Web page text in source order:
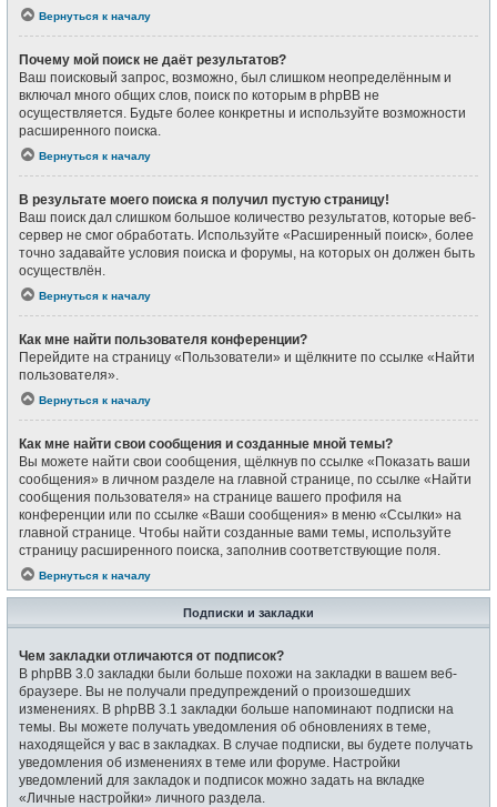
Вернуться к началу
Почему мой поиск не даёт результатов?
Ваш поисковый запрос, возможно, был слишком неопределённым и
включал много общих слов, поиск по которым в phpBB не
осуществляется. Будьте более конкретны и используйте возможности
расширенного поиска.
Вернуться к началу
В результате моего поиска я получил пустую страницу!
Ваш поиск дал слишком большое количество результатов, которые веб-
сервер не смог обработать. Используйте «Расширенный поиск», более
точно задавайте условия поиска и форумы, на которых он должен быть
осуществлён.
Вернуться к началу
Как мне найти пользователя конференции?
Перейдите на страницу «Пользователи» и щёлкните по ссылке «Найти
пользователя».
Вернуться к началу
Как мне найти свои сообщения и созданные мной темы?
Вы можете найти свои сообщения, щёлкнув по ссылке «Показать ваши
сообщения» в личном разделе на главной странице, по ссылке «Найти
сообщения пользователя» на странице вашего профиля на
конференции или по ссылке «Ваши сообщения» в меню «Ссылки» на
главной странице. Чтобы найти созданные вами темы, используйте
страницу расширенного поиска, заполнив соответствующие поля.
Вернуться к началу
Подписки и закладки
Чем закладки отличаются от подписок?
В phpBB 3.0 закладки были больше похожи на закладки в вашем веб-
браузере. Вы не получали предупреждений о произошедших
изменениях. В phpBB 3.1 закладки больше напоминают подписки на
темы. Вы можете получать уведомления об обновлениях в теме,
находящейся у вас в закладках. В случае подписки, вы будете получать
уведомления об изменениях в теме или форуме. Настройки
уведомлений для закладок и подписок можно задать на вкладке
«Личные настройки» личного раздела.